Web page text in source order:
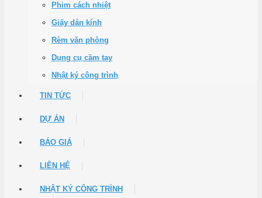
Phim cách nhiệt
Giấy dán kính
Rèm văn phòng
Dụng cụ cầm tay
Nhật ký công trình
TIN TỨC
DỰ ÁN
BÁO GIÁ
LIÊN HỆ
NHẬT KÝ CÔNG TRÌNH